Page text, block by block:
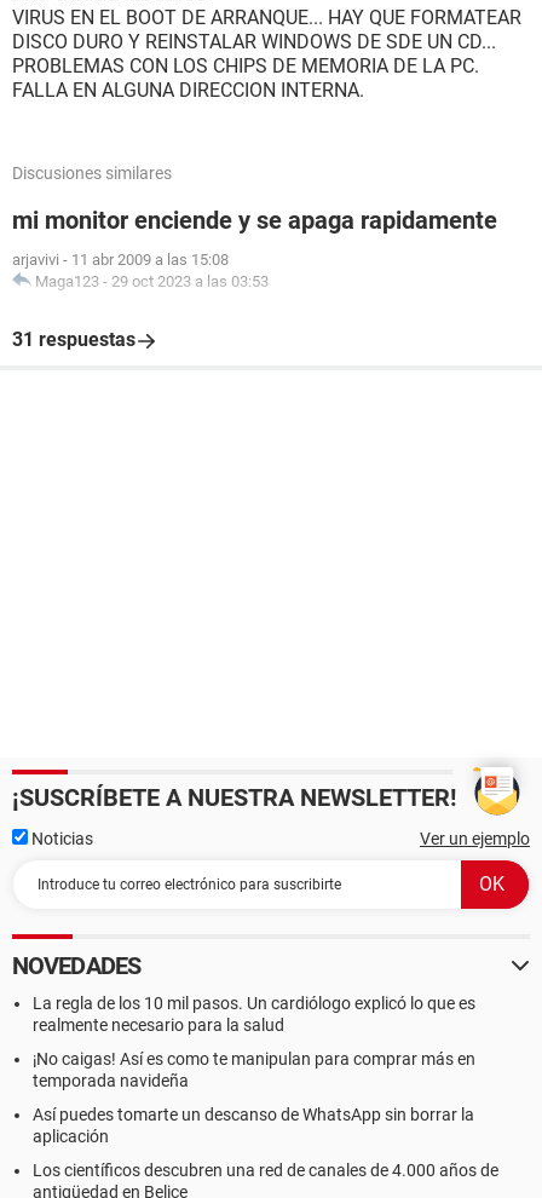
VIRUS EN EL BOOT DE ARRANQUE... HAY QUE FORMATEAR
DISCO DURO Y REINSTALAR WINDOWS DE SDE UN CD...
PROBLEMAS CON LOS CHIPS DE MEMORIA DE LA PC.
FALLA EN ALGUNA DIRECCION INTERNA.
Discusiones similares
mi monitor enciende y se apaga rapidamente
arjavivi - 11 abr 2009 a las 15:08
Maga123 - 29 oct 2023 a las 03:53
31 respuestas
¡SUSCRÍBETE A NUESTRA NEWSLETTER!
Noticias Ver un ejemplo
NOVEDADES
La regla de los 10 mil pasos. Un cardiólogo explicó lo que es
realmente necesario para la salud
¡No caigas! Así es como te manipulan para comprar más en
temporada navideña
Así puedes tomarte un descanso de WhatsApp sin borrar la
aplicación
Los científicos descubren una red de canales de 4.000 años de
antigüedad en Belice